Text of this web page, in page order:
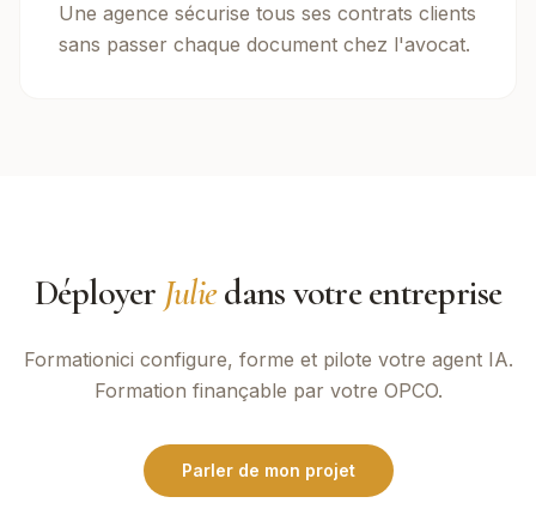
Une agence sécurise tous ses contrats clients
sans passer chaque document chez l'avocat.
Déployer Juliedans votre entreprise
Formationici configure, forme et pilote votre agent IA.
Formation finançable par votre OPCO.
Parler de mon projet